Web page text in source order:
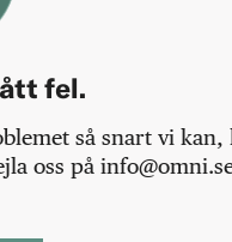
fel.
så snart vi kan,
oss på